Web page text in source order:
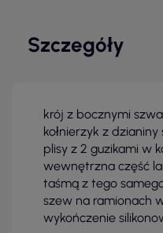
Szczegóły
krój z bocznymi
kołnierzyk z dzianiny
plisy z 2 guzikami w
wewnętrzna część
taśmą z tego
szew na ramionach
wykończenie